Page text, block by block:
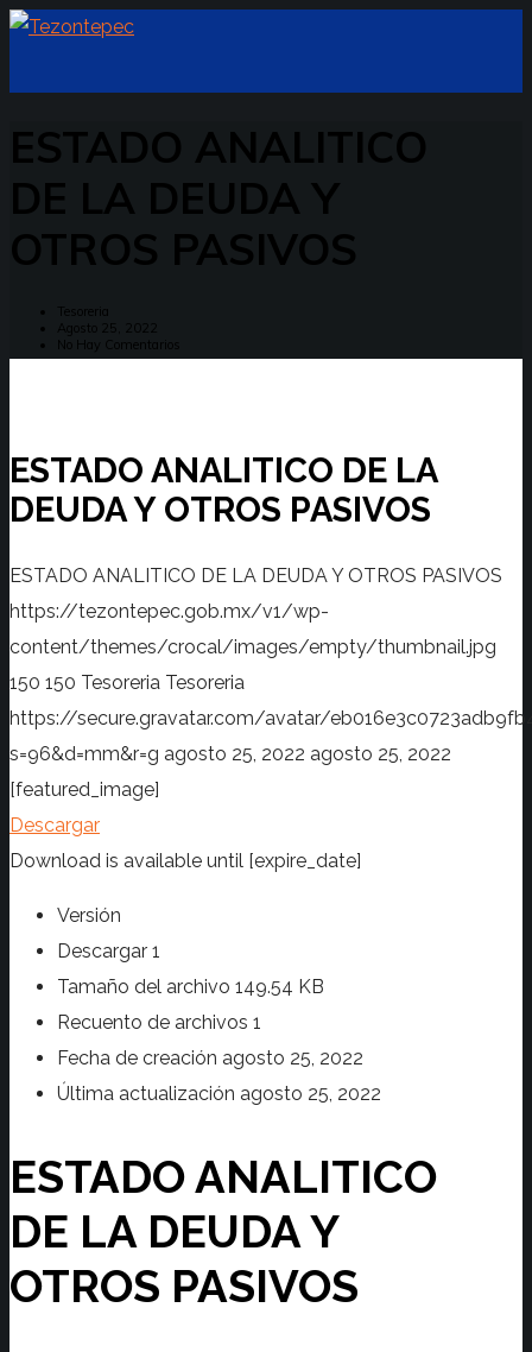
ESTADO ANALITICO
DE LA DEUDA Y
OTROS PASIVOS
Tesoreria
Agosto 25, 2022
No Hay Comentarios
ESTADO ANALITICO DE LA
DEUDA Y OTROS PASIVOS
ESTADO ANALITICO DE LA DEUDA Y OTROS PASIVOS
https://tezontepec.gob.mx/v1/wp-
content/themes/crocal/images/empty/thumbnail.jpg
150 150 Tesoreria Tesoreria
https://secure.gravatar.com/avatar/
s=96&d=mm&r=g agosto 25, 2022 agosto 25, 2022
[featured_image]
Descargar
Download is available until [expire_date]
Versión
Descargar 1
Tamaño del archivo 149.54 KB
Recuento de archivos 1
Fecha de creación agosto 25, 2022
Última actualización agosto 25, 2022
ESTADO ANALITICO
DE LA DEUDA Y
OTROS PASIVOS